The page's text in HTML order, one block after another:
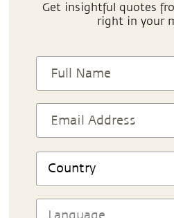
Get insightful quotes
right in your